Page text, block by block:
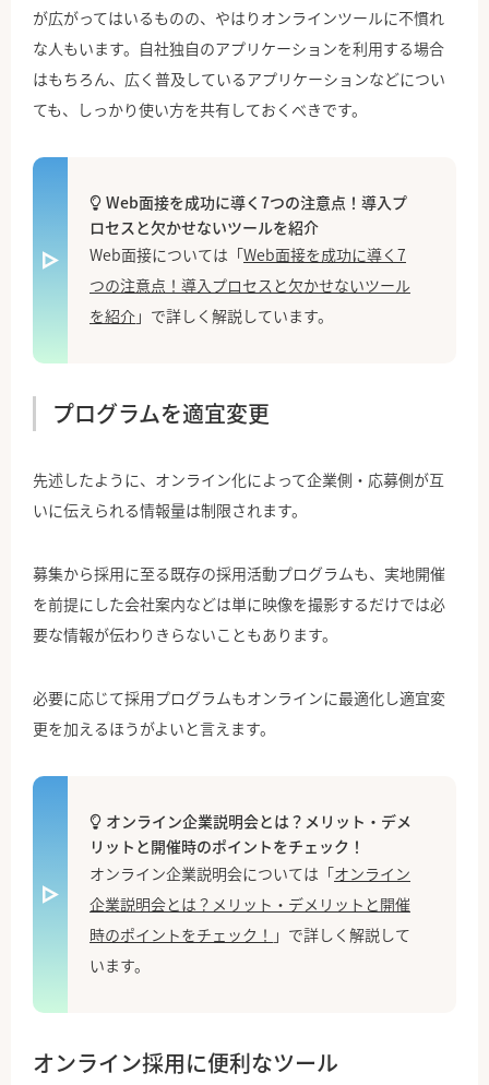
が広がってはいるものの、やはりオンラインツールに不慣れ
な人もいます。自社独自のアプリケーションを利用する場合
はもちろん、広く普及しているアプリケーションなどについ
ても、しっかり使い方を共有しておくべきです。
Web面接を成功に導く7つの注意点！導入プ
ロセスと欠かせないツールを紹介
Web面接については「Web面接を成功に導く7
つの注意点！導入プロセスと欠かせないツール
を紹介 」で詳しく解説しています。
プログラムを適宜変更
先述したように、オンライン化によって企業側・応募側が互
いに伝えられる情報量は制限されます。
募集から採用に至る既存の採用活動プログラムも、実地開催
を前提にした会社案内などは単に映像を撮影するだけでは必
要な情報が伝わりきらないこともあります。
必要に応じて採用プログラムもオンラインに最適化し適宜変
更を加えるほうがよいと言えます。
オンライン企業説明会とは？メリット・デメ
リットと開催時のポイントをチェック！
オンライン企業説明会については「オンライン
企業説明会とは？メリット・デメリットと開催
時のポイントをチェック！ 」で詳しく解説して
います。
オンライン採用に便利なツール